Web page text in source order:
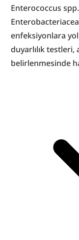
Enterococcus
enfeksiyonlara
duyarlılık
belirlenmesinde